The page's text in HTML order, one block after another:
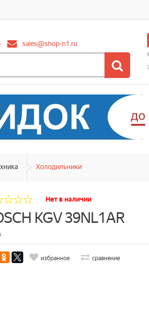
sales@shop-n1.ru
Холодильники
Нет в наличии
KGV 39NL1AR
избранное сравнение